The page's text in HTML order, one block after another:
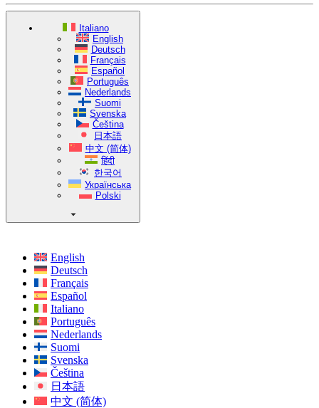
Italiano
English
Deutsch
Français
Español
Português
Nederlands
Suomi
Svenska
Čeština
日本語
中文 (简体)
हिंदी
한국어
Українська
Polski
English
Deutsch
Français
Español
Italiano
Português
Nederlands
Suomi
Svenska
Čeština
日本語
中文 (简体)